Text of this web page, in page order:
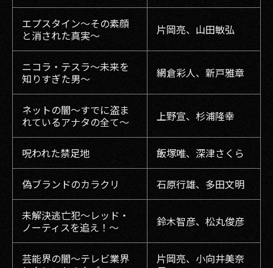
エプスタイン〜その素顔
と消された真実〜
片岡亮、山田敏弘
ニコラ・テスラ〜未来を
知りすぎた男〜
網倉彩人、新戸雅章
ネットの闇〜すでに盗ま
れているアナタの全て〜
上野宣、杉浦隆幸
呪われた禁足地 飯塚唯、深津さくら
偽ブランドのカラクリ 石原行雄、多田文明
未解決逃亡犯〜レッド・
ノーティスを追え！〜
鈴木智彦、松丸俊彦
芸能界の闇〜テレビ業界
片岡亮、小向井美奈